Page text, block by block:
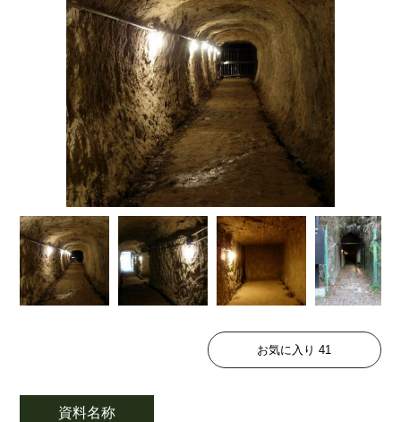
資料名称
お気に入り41